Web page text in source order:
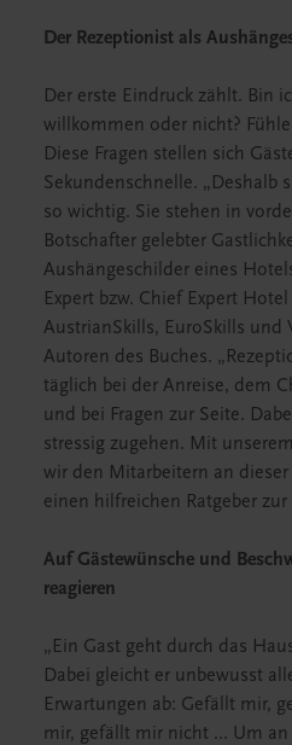
Der Rezeptionist als
Der erste Eindruck zählt. Bin
willkommen oder nicht?
Diese Fragen stellen sich
Sekundenschnelle. „Deshalb
so wichtig. Sie stehen in
Botschafter gelebter
Aushängeschilder eines
Expert bzw. Chief Expert
AustrianSkills, EuroSkills und
Autoren des Buches.
täglich bei der Anreise, dem
und bei Fragen zur Seite.
stressig zugehen. Mit
wir den Mitarbeitern an
einen hilfreichen Ratgeber zur
Auf Gästewünsche und
reagieren
„Ein Gast geht durch das
Dabei gleicht er unbewusst
Erwartungen ab: Gefällt mir,
mir, gefällt mir nicht ... Um an